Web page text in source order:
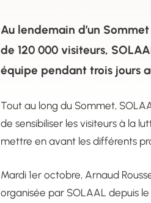
Au lendemain d’un
de 120 000 visiteurs,
équipe pendant trois jours
Tout au long du Sommet,
de sensibiliser les visiteurs à la
mettre en avant les différents
Mardi 1er octobre, Arnaud
organisée par SOLAAL depuis le